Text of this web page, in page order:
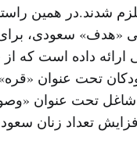
شدند.در همین
«هدف» سعودی،
داده است که از
تحت عنوان
شاغل تحت عنوان
تعداد زنان